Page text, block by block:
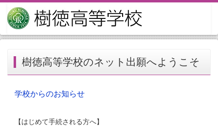
樹徳高等学校のネット出願へようこそ
学校からのお知らせ
【はじめて手続される方へ】